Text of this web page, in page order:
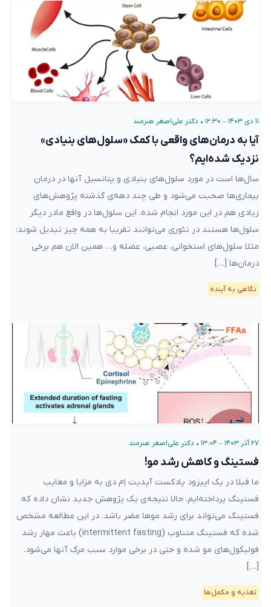
۱۱ دی ۱۴۰۳ – ۱۲:۳۰ • دکتر علی‌اصغر هنرمند
آیا به درمان‌های واقعی با کمک «سلول‌های بنیادی»
نزدیک شده‌ایم؟
سال‌ها است در مورد سلول‌های بنیادی و پتانسیل‌ آنها در درمان
بیماری‌ها صحبت می‌شود و طی چند دهه‌ی گذشته پژوهش‌های
زیادی هم در این مورد انجام شده. این سلول‌ها در واقع مادر دیگر
سلول‌ها هستند در تئوری می‌توانند تقریبا به همه چیز تبدیل شوند:
مثلا سلول‌های استخوانی، عصبی، عضله و… همین الان هم برخی
درمان‌ها […]
نگاهی به آینده
۲۷ آذر ۱۴۰۳ – ۱۳:۰۴ • دکتر علی‌اصغر هنرمند
فستینگ و کاهش رشد مو!
ما قبلا در یک اپیزود پادکست آپدیت اِم دی به مزایا و معایب
فستینگ پرداخته‌ایم. حالا نتیجه‌ی یک پژوهش جدید نشان داده که
فستینگ می‌تواند برای رشد موها مضر باشد. در این مطالعه مشخص
شده که فستینگ متناوب (intermittent fasting) باعث مهار رشد
فولیکول‌های مو شده و حتی در برخی موارد سبب مرگ آنها می‌شود.
[…]
تغذیه و مکمل‌ها